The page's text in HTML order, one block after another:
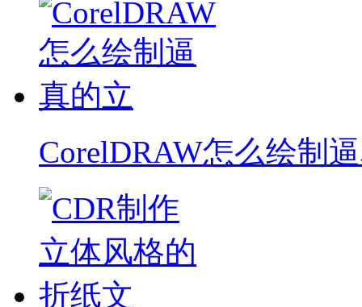
CorelDRAW怎么绘制